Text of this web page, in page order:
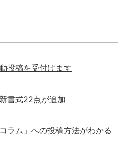
投稿を受付けます
書式22点が追加
ラム」への投稿方法がわかる